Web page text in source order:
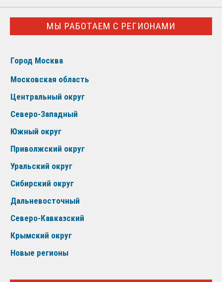
МЫ РАБОТАЕМ С РЕГИОНАМИ
Город Москва
Московская область
Центральный округ
Северо-Западный
Южный округ
Приволжский округ
Уральский округ
Сибирский округ
Дальневосточный
Северо-Кавказский
Крымский округ
Новые регионы